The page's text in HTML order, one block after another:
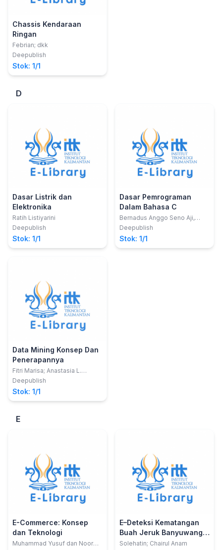
Chassis Kendaraan
Ringan
Febrian; dkk
Deepublish
Stok: 1/1
D
Dasar Listrik dan
Elektronika
Ratih Listiyarini
Deepublish
Stok: 1/1
Dasar Pemrograman
Dalam Bahasa C
Bernadus Anggo Seno Aji,
S.Kom., M.Kom. ;Farah Zakiyah
Rahmanti, S.S.T., M.T.
Deepublish
Stok: 1/1
Data Mining Konsep Dan
Penerapannya
Fitri Marisa; Anastasia L.
Maukar dan Tubagus
Mohammad Akhriza
Deepublish
Stok: 1/1
E
E-Commerce: Konsep
dan Teknologi
Muhammad Yusuf dan Noor
E–Deteksi Kematangan
Buah Jeruk Banyuwangi
Mengunakan Metode
Solehatin; Chairul Anam